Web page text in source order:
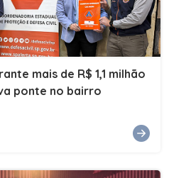
mais de R$ 1,1 milhão
ponte no bairro